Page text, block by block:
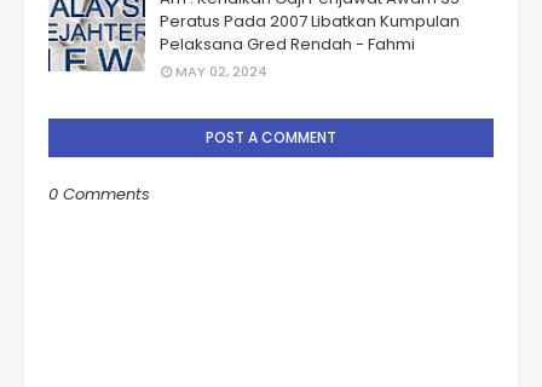
Peratus Pada 2007 Libatkan Kumpulan
Pelaksana Gred Rendah - Fahmi
MAY 02, 2024
POST A COMMENT
0 Comments